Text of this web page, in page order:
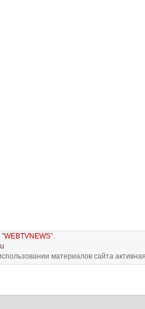
"WEBTVNEWS".
материалов сайта